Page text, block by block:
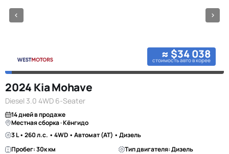
≈ $34 038
стоимость авто в корее
2024 Kia Mohave
Diesel 3.0 4WD 6-Seater
14 дней в продаже
Местная сборка · Кёнгидо
3 L • 260 л.с. • 4WD • Автомат (AT) • Дизель
Пробег: 30к км
Тип двигателя: Дизель